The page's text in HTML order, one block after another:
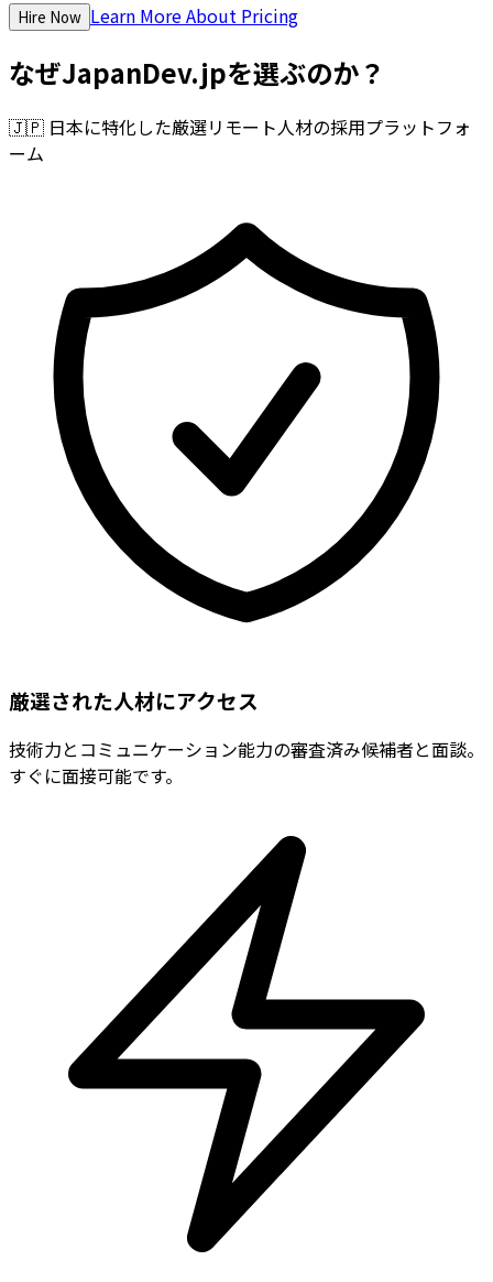
Hire Now Learn More About Pricing
なぜJapanDev.jpを選ぶのか？
🇯🇵 日本に特化した厳選リモート人材の採用プラットフォ
ーム
厳選された人材にアクセス
技術力とコミュニケーション能力の審査済み候補者と面談。
すぐに面接可能です。